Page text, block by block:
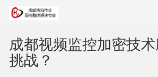
成都视频监控加密技
挑战？